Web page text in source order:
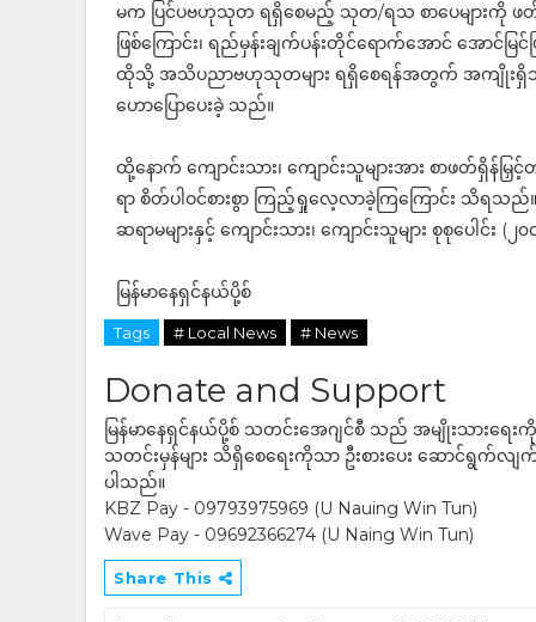
မက ပြင်ပဗဟုသုတ ရရှိစေမည့် သုတ/ရသ စာပေများကို ဖ
ဖြစ်ကြောင်း၊ ရည်မှန်းချက်ပန်းတိုင်ရောက်အောင် အောင်
ထိုသို့ အသိပညာဗဟုသုတများ ရရှိစေရန်အတွက် အကျိုးရှိသည့်
ဟောပြောပေးခဲ့ သည်။
ထို့နောက် ကျောင်းသား၊ ကျောင်းသူများအား စာဖတ်ရှိန်မ
ရာ စိတ်ပါဝင်စားစွာ ကြည့်ရှုလေ့လာခဲ့ကြကြောင်း သိရသည်
ဆရာမများနှင့် ကျောင်းသား၊ ကျောင်းသူများ စုစုပေါင်
မြန်မာနေရှင်နယ်ပို့စ်
Tags # Local News # News
Donate and Support
မြန်မာနေရှင်နယ်ပို့စ် သတင်းအေဂျင်စီ သည် အမျိုးသားရေ
သတင်းမှန်များ သိရှိစေရေးကိုသာ ဦးစားပေး ဆောင်ရွက်
ပါသည်။
KBZ Pay - 09793975969 (U Nauing Win Tun)
Wave Pay - 09692366274 (U Naing Win Tun)
Share This